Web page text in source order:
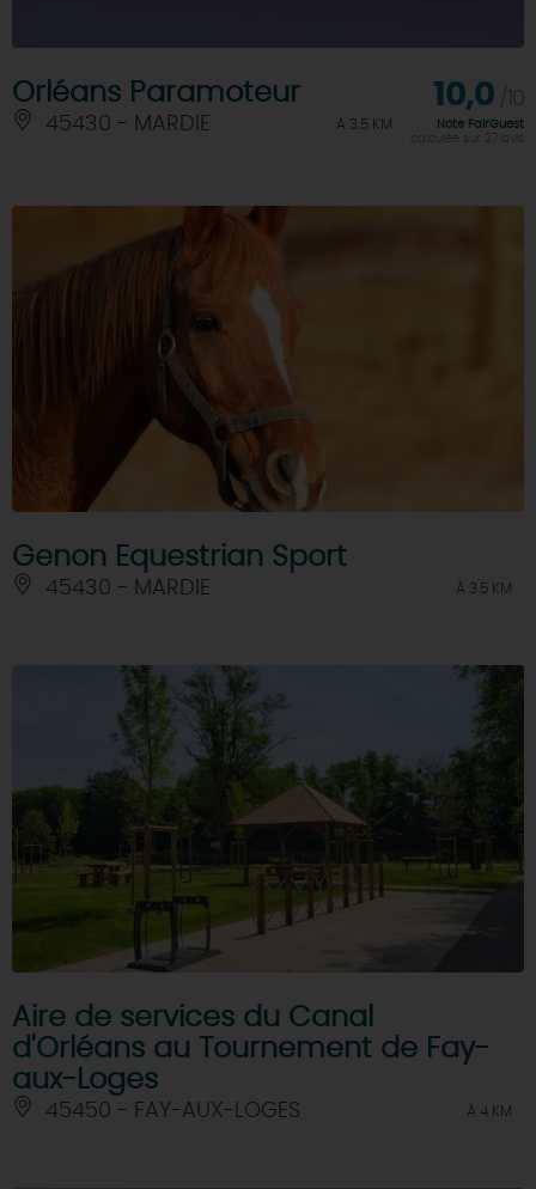
Orléans Paramoteur
45430 - MARDIE À 3.5 KM
10,0
Note FairGuest
calculée sur 27 avis
Genon Equestrian Sport
45430 - MARDIE À 3.5 KM
Aire de services du Canal
d'Orléans au Tournement de Fay-
aux-Loges
45450 - FAY-AUX-LOGES À 4 KM